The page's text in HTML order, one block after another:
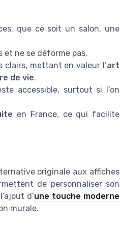
que ce soit un salon, une
et ne se déforme pas.
clairs, mettant en valeur l’art
de vie.
accessible, surtout si l’on
en France, ce qui facilite
originale aux affiches
de personnaliser son
d’une touche moderne
murale.